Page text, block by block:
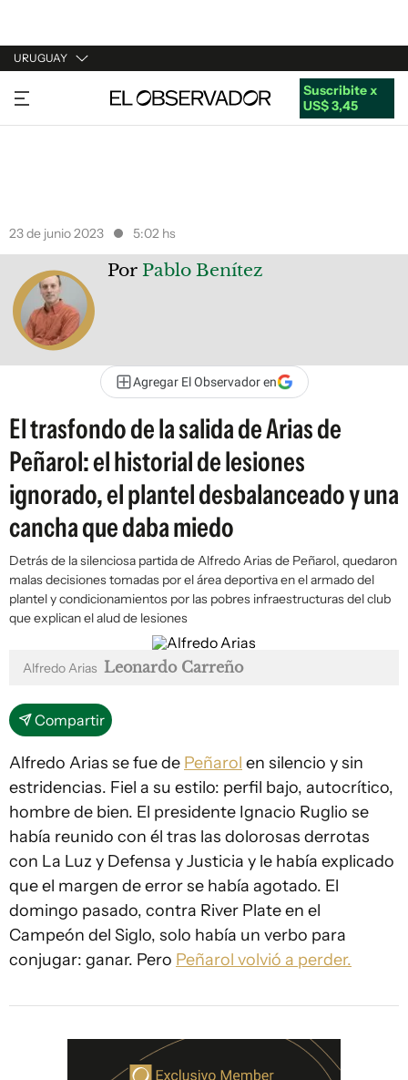
URUGUAY
URUGUAY
ARGENTINA
Suscribite x
US$ 3,45
23 de junio 2023 5:02 hs
Por Pablo Benítez
Agregar El Observador en
El trasfondo de la salida de Arias de
Peñarol: el historial de lesiones
ignorado, el plantel desbalanceado y una
cancha que daba miedo
Detrás de la silenciosa partida de Alfredo Arias de Peñarol, quedaron
malas decisiones tomadas por el área deportiva en el armado del
plantel y condicionamientos por las pobres infraestructuras del club
que explican el alud de lesiones
Alfredo Arias Leonardo Carreño
Compartir
Alfredo Arias se fue de Peñarol en silencio y sin
estridencias. Fiel a su estilo: perfil bajo, autocrítico,
hombre de bien. El presidente Ignacio Ruglio se
había reunido con él tras las dolorosas derrotas
con La Luz y Defensa y Justicia y le había explicado
que el margen de error se había agotado. El
domingo pasado, contra River Plate en el
Campeón del Siglo, solo había un verbo para
conjugar: ganar. Pero Peñarol volvió a perder.